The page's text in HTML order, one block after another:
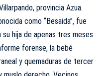
provincia Azua.
como “Besaida”, fue
hija de apenas tres meses
forense, la bebé
y quemaduras de tercer